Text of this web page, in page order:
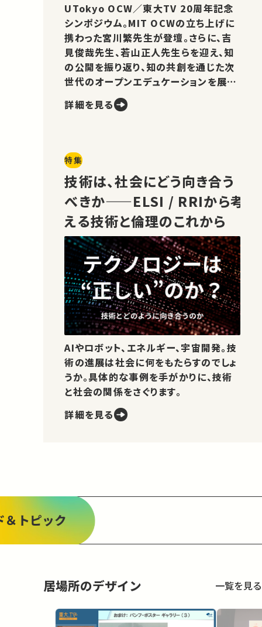
UTokyo OCW／東大TV 20周年記念
シンポジウム。MIT OCWの立ち上げに
携わった宮川繁先生が登壇。さらに、吉
見俊哉先生、若山正人先生らを迎え、知
の公開を振り返り、知の共創を通じた次
世代のオープンエデュケーションを展望
詳細を見る
特集
技術は、社会にどう向き合う
べきか——ELSI / RRIから考
える技術と倫理のこれから
AIやロボット、エネルギー、宇宙開発。技
術の進展は社会に何をもたらすのでしょ
うか。具体的な事例を手がかりに、技術
と社会の関係をさぐります。
詳細を見る
＆トピック
居場所のデザイン 一覧を見る